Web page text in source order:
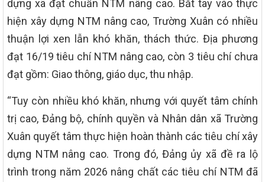
dựng xã đạt chuẩn NTM nâng cao. Bắt tay vào thực
hiện xây dựng NTM nâng cao, Trường Xuân có nhiều
thuận lợi xen lẫn khó khăn, thách thức. Địa phương
đạt 16/19 tiêu chí NTM nâng cao, còn 3 tiêu chí chưa
đạt gồm: Giao thông, giáo dục, thu nhập.
“Tuy còn nhiều khó khăn, nhưng với quyết tâm chính
trị cao, Đảng bộ, chính quyền và Nhân dân xã Trường
Xuân quyết tâm thực hiện hoàn thành các tiêu chí xây
dựng NTM nâng cao. Trong đó, Đảng ủy xã đề ra lộ
trình trong năm 2026 nâng chất các tiêu chí NTM đã